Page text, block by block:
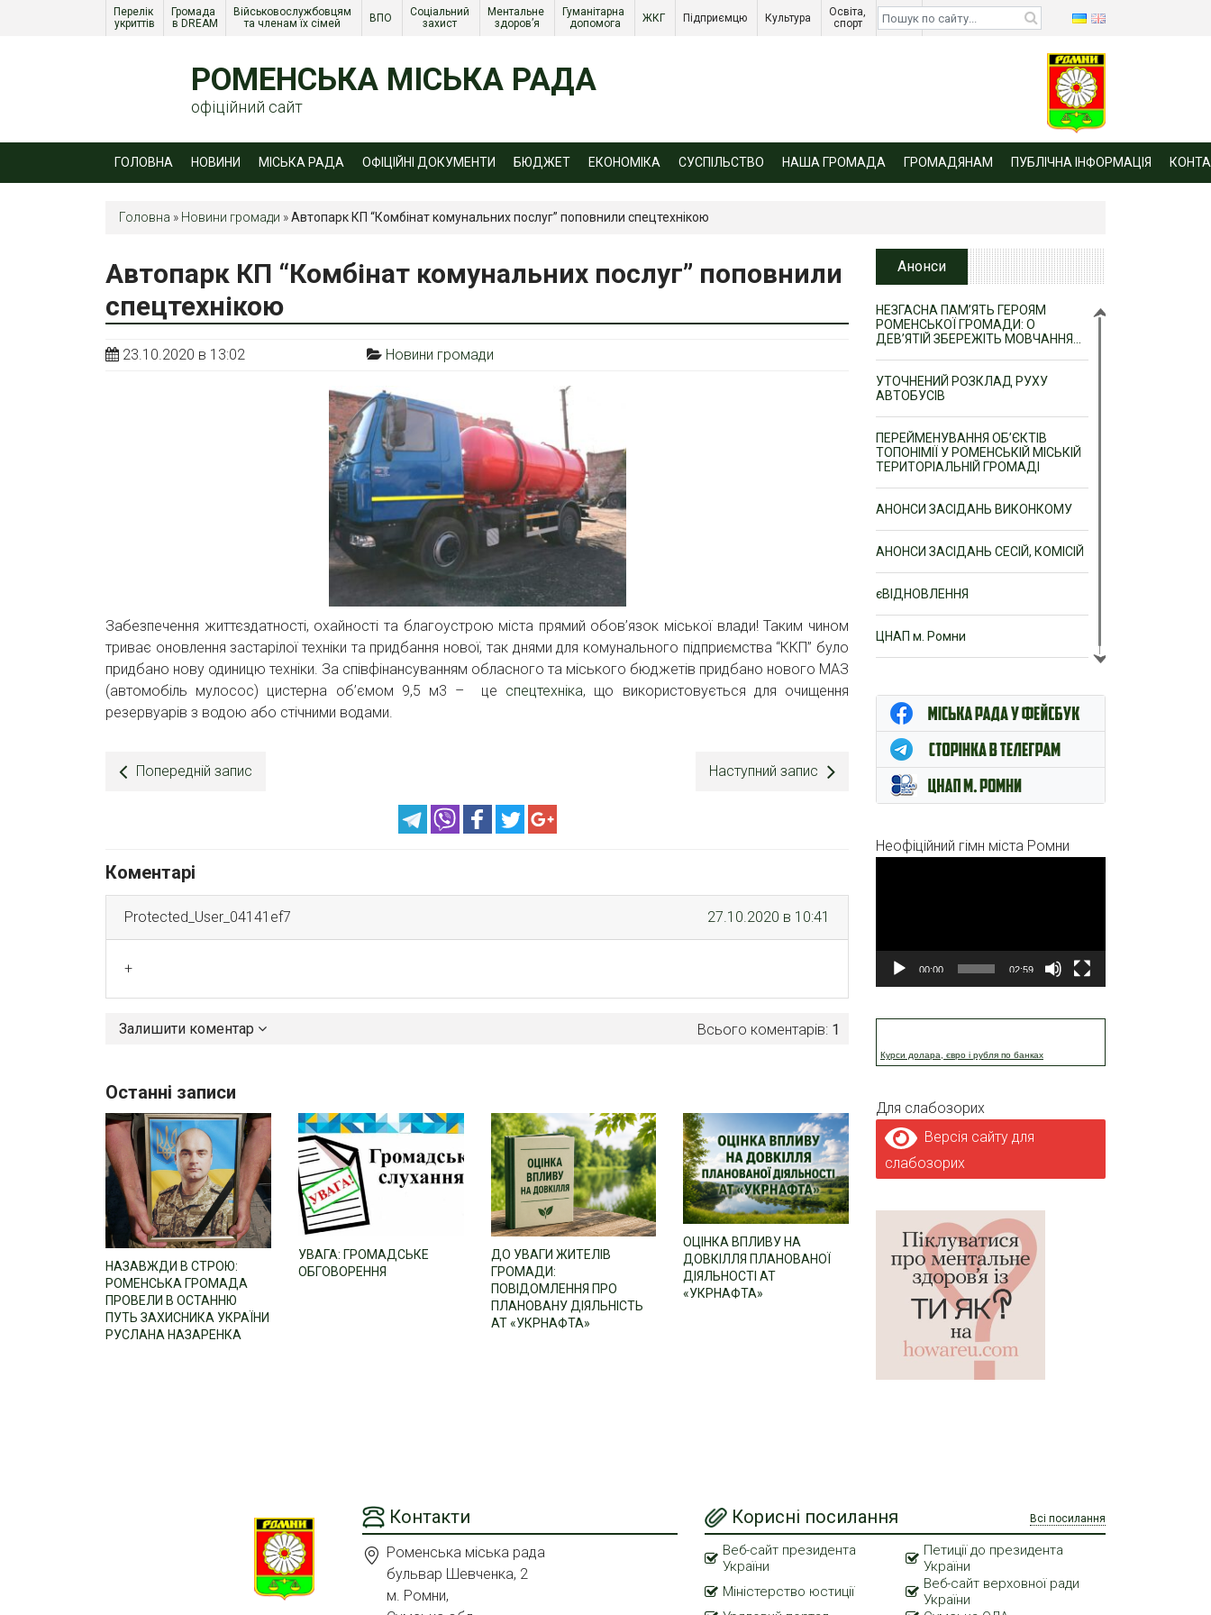
Перелік
укриттів
Громада
в DREAM
Військовослужбовцям
та членам їх сімей
ВПО
Соціальний
захист
Ментальне
здоров’я
Гуманітарна
допомога
ЖКГ Підприємцю Культура
Освіта,
спорт
Діти
війни
РОМЕНСЬКА МІСЬКА РАДА
офіційний сайт
ГОЛОВНА НОВИНИ МІСЬКА РАДА ОФІЦІЙНІ ДОКУМЕНТИ БЮДЖЕТ ЕКОНОМІКА СУСПІЛЬСТВО НАША ГРОМАДА ГРОМАДЯНАМ ПУБЛІЧНА ІНФОРМАЦІЯ
Головна » Новини громади »Автопарк КП “Комбінат комунальних послуг” поповнили спецтехнікою
Автопарк КП “Комбінат комунальних послуг” поповнили
спецтехнікою
23.10.2020 в 13:02 Новини громади
Забезпечення життєздатності, охайності та благоустрою міста прямий обов’язок міської влади! Таким чином
триває оновлення застарілої техніки та придбання нової, так днями для комунального підприємства “ККП” було
придбано нову одиницю техніки. За співфінансуванням обласного та міського бюджетів придбано нового МАЗ
(автомобіль мулосос) цистерна об’ємом 9,5 м3 – це спецтехніка, що використовується для очищення
резервуарів з водою або стічними водами.
Попередній запис Наступний запис
Коментарі
Protected_User_04141ef7 27.10.2020 в 10:41
+
Всього коментарів: 1
Залишити коментар
Останні записи
НАЗАВЖДИ В СТРОЮ:
РОМЕНСЬКА ГРОМАДА
ПРОВЕЛИ В ОСТАННЮ
ПУТЬ ЗАХИСНИКА УКРАЇНИ
РУСЛАНА НАЗАРЕНКА
УВАГА: ГРОМАДСЬКЕ
ОБГОВОРЕННЯ
ДО УВАГИ ЖИТЕЛІВ
ГРОМАДИ:
ПОВІДОМЛЕННЯ ПРО
ПЛАНОВАНУ ДІЯЛЬНІСТЬ
АТ «УКРНАФТА»
ОЦІНКА ВПЛИВУ НА
ДОВКІЛЛЯ ПЛАНОВАНОЇ
ДІЯЛЬНОСТІ АТ
«УКРНАФТА»
Анонси
НЕЗГАСНА ПАМ’ЯТЬ ГЕРОЯМ
РОМЕНСЬКОЇ ГРОМАДИ: О
ДЕВ’ЯТІЙ ЗБЕРЕЖІТЬ МОВЧАННЯ…
УТОЧНЕНИЙ РОЗКЛАД РУХУ
АВТОБУСІВ
ПЕРЕЙМЕНУВАННЯ ОБ’ЄКТІВ
ТОПОНІМІЇ У РОМЕНСЬКІЙ МІСЬКІЙ
ТЕРИТОРІАЛЬНІЙ ГРОМАДІ
АНОНСИ ЗАСІДАНЬ ВИКОНКОМУ
АНОНСИ ЗАСІДАНЬ СЕСІЙ, КОМІСІЙ
єВІДНОВЛЕННЯ
ЦНАП м. Ромни
Неофіційний гімн міста Ромни
00:00 02:59
Курси долара, євро і рубля по банках
Для слабозорих
Версія сайту для
слабозорих
Контакти
Роменська міська рада
бульвар Шевченка, 2
м. Ромни,
Корисні посилання Всі посилання
Веб-сайт президента
України
Петиції до президента
України
Міністерство юстиції
Веб-сайт верховної ради
України